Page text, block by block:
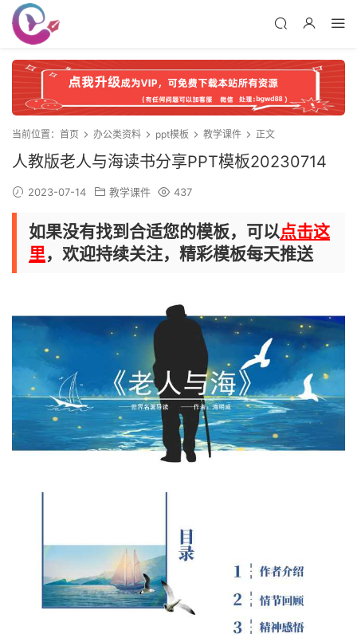
当前位置： 首页 办公类资料 ppt模板 教学课件 正文
人教版老人与海读书分享PPT模板20230714
2023-07-14 教学课件 437
如果没有找到合适您的模板，可以点击这
里，欢迎持续关注，精彩模板每天推送